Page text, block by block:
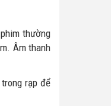
thường
Âm thanh
rạp để